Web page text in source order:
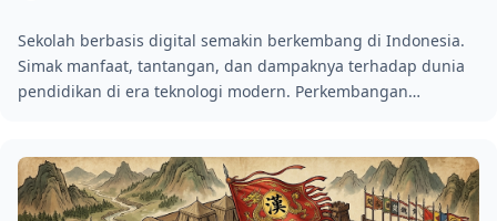
Sekolah berbasis digital semakin berkembang di Indonesia.
Simak manfaat, tantangan, dan dampaknya terhadap dunia
pendidikan di era teknologi modern. Perkembangan…